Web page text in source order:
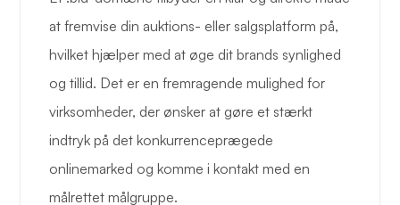
at fremvise din auktions- eller salgsplatform på,
hvilket hjælper med at øge dit brands synlighed
og tillid. Det er en fremragende mulighed for
virksomheder, der ønsker at gøre et stærkt
indtryk på det konkurrenceprægede
onlinemarked og komme i kontakt med en
målrettet målgruppe.